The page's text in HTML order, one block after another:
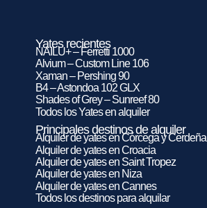
Yates recientes
NAILU+ – Ferretti 1000
Alvium – Custom Line 106
Xaman – Pershing 90
B4 – Astondoa 102 GLX
Shades of Grey – Sunreef 80
Todos los Yates en alquiler
Principales destinos de alquiler
Alquiler de yates en Córcega y Cerdeña
Alquiler de yates en Croacia
Alquiler de yates en Saint Tropez
Alquiler de yates en Niza
Alquiler de yates en Cannes
Todos los destinos para alquilar